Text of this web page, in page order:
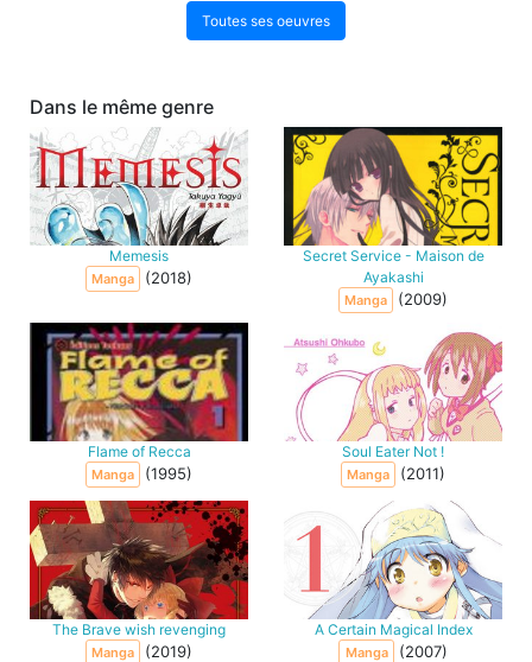
Toutes ses oeuvres
Dans le même genre
Memesis
Manga (2018)
Secret Service - Maison de
Ayakashi
Manga (2009)
Flame of Recca
Manga (1995)
Soul Eater Not !
Manga (2011)
The Brave wish revenging
Manga (2019)
A Certain Magical Index
Manga (2007)